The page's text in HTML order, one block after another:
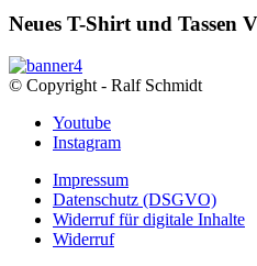
Neues T-Shirt und Tassen
© Copyright - Ralf Schmidt
Youtube
Instagram
Impressum
Datenschutz (DSGVO)
Widerruf für digitale Inhalte
Widerruf